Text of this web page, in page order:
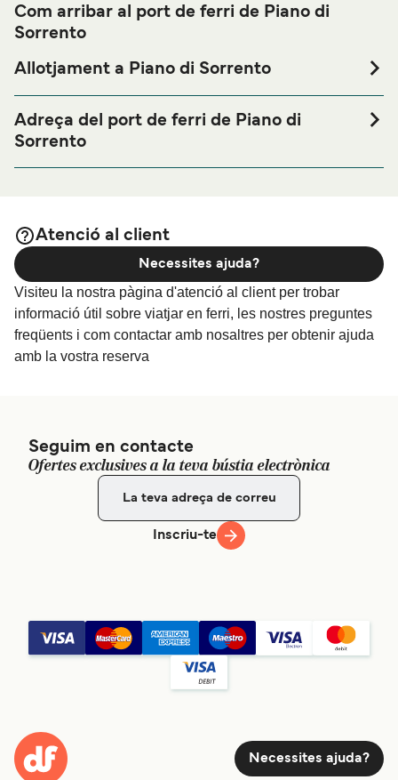
Com arribar al port de ferri de Piano di
Sorrento
Allotjament a Piano di Sorrento
prop del port de ferri de Piano di Sorrento o busques
allotjament durant tota la teva estada, visita la nostra
Adreça del port de ferri de Piano di
Sorrento
Atenció al client
Visiteu la nostra pàgina d'atenció al client per trobar
informació útil sobre viatjar en ferri, les nostres preguntes
freqüents i com contactar amb nosaltres per obtenir ajuda
amb la vostra reserva
Necessites ajuda?
Seguim en contacte
Ofertes exclusives a la teva bústia electrònica
Inscriu-te
Necessites ajuda?